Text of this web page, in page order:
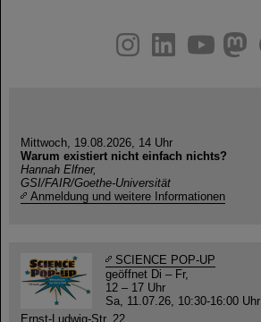
youtube
helmholtz.social
facebook
Mittwoch, 19.08.2026, 14 Uhr
Warum existiert nicht einfach nichts?
Hannah Elfner,
GSI/FAIR/Goethe-Universität
Anmeldung und weitere Informationen
SCIENCE POP-UP
geöffnet Di – Fr,
12 – 17 Uhr
Sa, 11.07.26, 10:30-16:00 Uhr
Ernst-Ludwig-Str. 22